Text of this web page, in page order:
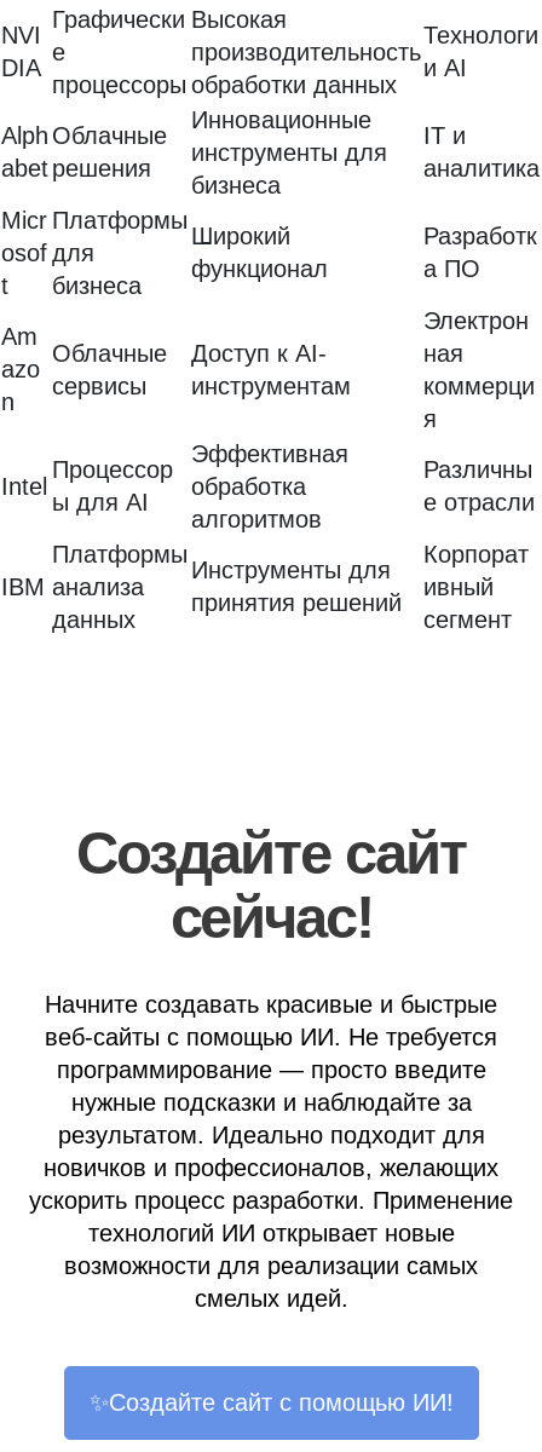
NVI
DIA
Графически
е
процессоры
Высокая
производительность
обработки данных
Технологи
и AI
Alph
abet
Облачные
решения
Инновационные
инструменты для
бизнеса
IT и
аналитика
Micr
osof
t
Платформы
для
бизнеса
Широкий
функционал
Разработк
а ПО
Am
azo
n
Облачные
сервисы
Доступ к AI-
инструментам
Электрон
ная
коммерци
я
Intel
Процессор
ы для AI
Эффективная
обработка
алгоритмов
Различны
е отрасли
IBM
Платформы
анализа
данных
Инструменты для
принятия решений
Корпорат
ивный
сегмент
Создайте сайт
сейчас!
Начните создавать красивые и быстрые
веб-сайты с помощью ИИ. Не требуется
программирование — просто введите
нужные подсказки и наблюдайте за
результатом. Идеально подходит для
новичков и профессионалов, желающих
ускорить процесс разработки. Применение
технологий ИИ открывает новые
возможности для реализации самых
смелых идей.
✨Создайте сайт с помощью ИИ!